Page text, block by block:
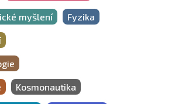
myšlení Fyzika
Kosmonautika